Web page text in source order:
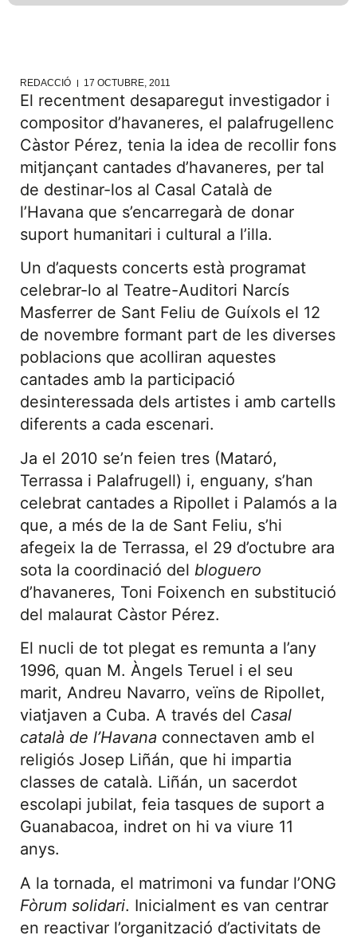
REDACCIÓ 17 OCTUBRE, 2011
El recentment desaparegut investigador i
compositor d’havaneres, el palafrugellenc
Càstor Pérez, tenia la idea de recollir fons
mitjançant cantades d’havaneres, per tal
de destinar-los al Casal Català de
l’Havana que s’encarregarà de donar
suport humanitari i cultural a l’illa.
Un d’aquests concerts està programat
celebrar-lo al Teatre-Auditori Narcís
Masferrer de Sant Feliu de Guíxols el 12
de novembre formant part de les diverses
poblacions que acolliran aquestes
cantades amb la participació
desinteressada dels artistes i amb cartells
diferents a cada escenari.
Ja el 2010 se’n feien tres (Mataró,
Terrassa i Palafrugell) i, enguany, s’han
celebrat cantades a Ripollet i Palamós a la
que, a més de la de Sant Feliu, s’hi
afegeix la de Terrassa, el 29 d’octubre ara
sota la coordinació del bloguero
d’havaneres, Toni Foixench en substitució
del malaurat Càstor Pérez.
El nucli de tot plegat es remunta a l’any
1996, quan M. Àngels Teruel i el seu
marit, Andreu Navarro, veïns de Ripollet,
viatjaven a Cuba. A través del Casal
català de l’Havana connectaven amb el
religiós Josep Liñán, que hi impartia
classes de català. Liñán, un sacerdot
escolapi jubilat, feia tasques de suport a
Guanabacoa, indret on hi va viure 11
anys.
A la tornada, el matrimoni va fundar l’ONG
Fòrum solidari. Inicialment es van centrar
en reactivar l’organització d’activitats de